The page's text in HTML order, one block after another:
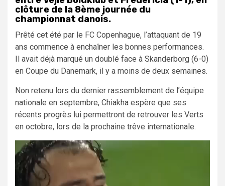
clôture de la 8ème journée du
championnat danois.
Prêté cet été par le FC Copenhague, l’attaquant de 19
ans commence à enchaîner les bonnes performances.
Il avait déjà marqué un doublé face à Skanderborg (6-0)
en Coupe du Danemark, il y a moins de deux semaines.
Non retenu lors du dernier rassemblement de l’équipe
nationale en septembre, Chiakha espère que ses
récents progrès lui permettront de retrouver les Verts
en octobre, lors de la prochaine trêve internationale.
Lecteur
vidéo